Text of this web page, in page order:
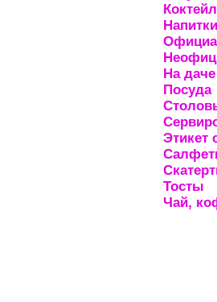
Напитки
На даче
Посуда
Этикет
Тосты
Чай,